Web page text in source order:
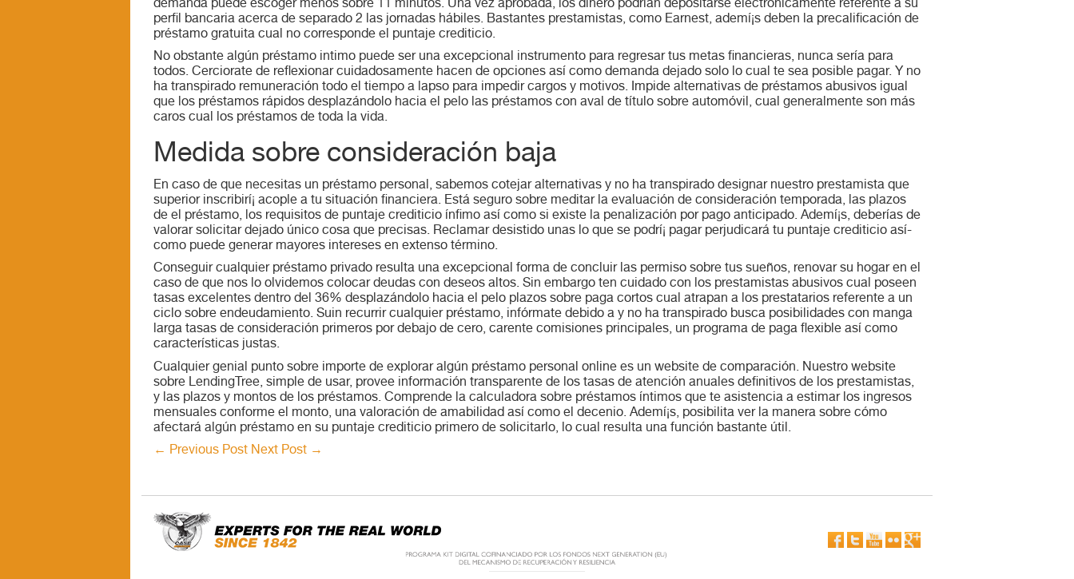
demanda puede escoger menos sobre 11 minutos. Una vez aprobada, los dinero podrían depositarse electrónicamente referente a su
perfil bancaria acerca de separado 2 las jornadas hábiles. Bastantes prestamistas, como Earnest, ademí¡s deben la precalificación de
préstamo gratuita cual no corresponde el puntaje crediticio.
No obstante algún préstamo intimo puede ser una excepcional instrumento para regresar tus metas financieras, nunca serí­a para
todos. Cerciorate de reflexionar cuidadosamente hacen de opciones así­ como demanda dejado solo lo cual te sea posible pagar. Y no
ha transpirado remuneración todo el tiempo a lapso para impedir cargos y motivos. Impide alternativas de préstamos abusivos igual
que los préstamos rápidos desplazándolo hacia el pelo las préstamos con aval de título sobre automóvil, cual generalmente son más
caros cual los préstamos de toda la vida.
Medida sobre consideración baja
En caso de que necesitas un préstamo personal, sabemos cotejar alternativas y no ha transpirado designar nuestro prestamista que
superior inscribirí¡ acople a tu situación financiera. Está seguro sobre meditar la evaluación de consideración temporada, las plazos
de el préstamo, los requisitos de puntaje crediticio ínfimo así­ como si existe la penalización por pago anticipado. Ademí¡s, deberías de
valorar solicitar dejado único cosa que precisas. Reclamar desistido unas lo que se podrí¡ pagar perjudicará tu puntaje crediticio así­
como puede generar mayores intereses en extenso término.
Conseguir cualquier préstamo privado resulta una excepcional forma de concluir las permiso sobre tus sueños, renovar su hogar en el
caso de que nos lo olvidemos colocar deudas con deseos altos. Sin embargo ten cuidado con los prestamistas abusivos cual poseen
tasas excelentes dentro del 36% desplazándolo hacia el pelo plazos sobre paga cortos cual atrapan a los prestatarios referente a un
ciclo sobre endeudamiento. Suin recurrir cualquier préstamo, infórmate debido a y no ha transpirado busca posibilidades con manga
larga tasas de consideración primeros por debajo de cero, carente comisiones principales, un programa de paga flexible así­ como
características justas.
Cualquier genial punto sobre importe de explorar algún préstamo personal online es un website de comparación. Nuestro website
sobre LendingTree, simple de usar, provee información transparente de los tasas de atención anuales definitivos de los prestamistas,
y las plazos y montos de los préstamos. Comprende la calculadora sobre préstamos íntimos que te asistencia a estimar los ingresos
mensuales conforme el monto, una valoración de amabilidad así­ como el decenio. Ademí¡s, posibilita ver la manera sobre cómo
afectará algún préstamo en su puntaje crediticio primero de solicitarlo, lo cual resulta una función bastante útil.
← Previous Post Next Post →